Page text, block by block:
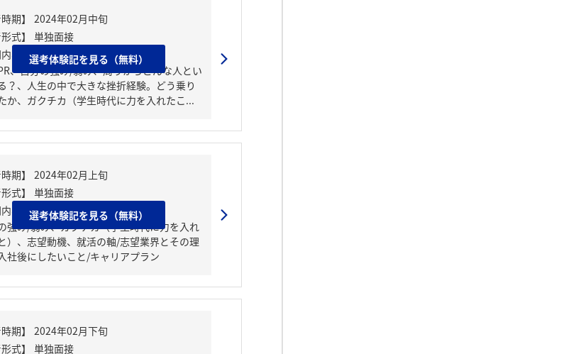
内容・課題】
、自分の強み/弱み、周りからどんな人とい
？、人生の中で大きな挫折経験。どう乗り
か、ガクチカ（学生時代に力を入れたこ...
選考体験記を見る（無料）
内容・課題】
強み/弱み、ガクチカ（学生時代に力を入れ
）、志望動機、就活の軸/志望業界とその理
社後にしたいこと/キャリアプラン
選考体験記を見る（無料）